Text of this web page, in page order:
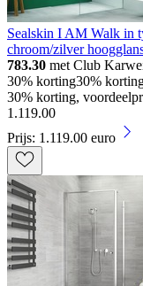
Sealskin I AM Walk in
chroom/zilver
783.30 met Club
30% korting30%
30% korting,
1.119.00
Prijs: 1.119.00 euro